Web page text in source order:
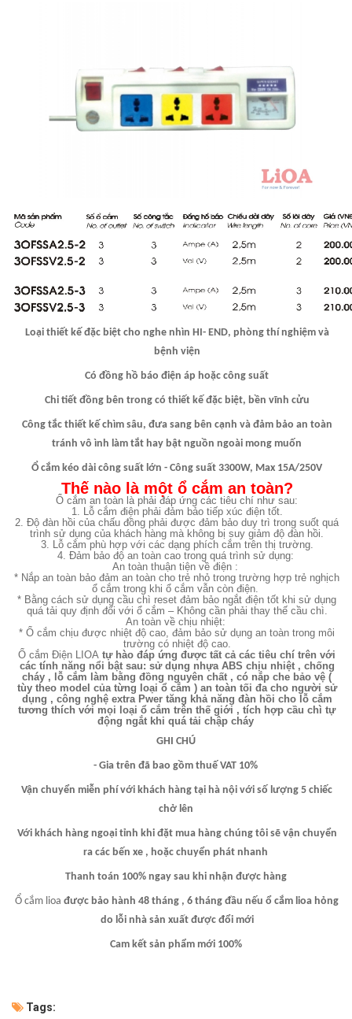
Loại thiết kế đặc biệt cho nghe nhìn HI- END, phòng thí nghiệm và
bệnh viện
Có đồng hồ báo điện áp hoặc công suất
Chi tiết đồng bên trong có thiết kế đặc biệt, bền vĩnh cửu
Công tắc thiết kế chìm sâu, đưa sang bên cạnh và đảm bảo an toàn
tránh vô ình làm tắt hay bật nguồn ngoài mong muốn
Ổ cắm kéo dài công suất lớn - Công suất 3300W, Max 15A/250V
Thế nào là một ổ cắm an toàn?
Ổ cắm an toàn là phải đáp ứng các tiêu chí như sau:
1. Lỗ cắm điện phải đảm bảo tiếp xúc điện tốt.
2. Độ đàn hồi của chấu đồng phải được đảm bảo duy trì trong suốt quá
trình sử dụng của khách hàng mà không bị suy giảm độ đàn hồi.
3. Lỗ cắm phù hợp với các dạng phích cắm trên thị trường.
4. Đảm bảo độ an toàn cao trong quá trình sử dụng:
An toàn thuận tiện về điện :
* Nắp an toàn bảo đảm an toàn cho trẻ nhỏ trong trường hợp trẻ nghịch
ổ cắm trong khi ổ cắm vẫn còn điện.
* Bằng cách sử dụng cầu chì reset đảm bảo ngắt điện tốt khi sử dụng
quá tải quy định đối với ổ cắm – Không cần phải thay thế cầu chì.
An toàn về chịu nhiệt:
* Ổ cắm chịu được nhiệt độ cao, đảm bảo sử dụng an toàn trong môi
trường có nhiệt độ cao.
Ổ cắm Điện LIOA tự hào đáp ứng được tất cả các tiêu chí trên với
các tính năng nổi bật sau: sử dụng nhựa ABS chịu nhiệt , chống
cháy , lỗ cắm làm bằng đồng nguyên chất , có nắp che bảo vệ (
tùy theo model của từng loại ổ cắm ) an toàn tối đa cho người sử
dụng , công nghệ extra Pwer tăng khả năng đàn hồi cho lỗ cắm
tương thích với mọi loại ổ cắm trên thế giới , tích hợp cầu chì tự
động ngắt khi quá tải chập cháy
GHI CHÚ
- Gia trên đã bao gồm thuế VAT 10%
Vận chuyển miễn phí với khách hàng tại hà nội với số lượng 5 chiếc
chở lên
Với khách hàng ngoại tỉnh khi đặt mua hàng chúng tôi sẽ vận chuyển
ra các bến xe , hoặc chuyển phát nhanh
Thanh toán 100% ngay sau khi nhận được hàng
Ổ cắm lioa được bảo hành 48 tháng , 6 tháng đầu nếu ổ cắm lioa hỏng
do lỗi nhà sản xuất được đổi mới
Cam kết sản phẩm mới 100%
Tags: